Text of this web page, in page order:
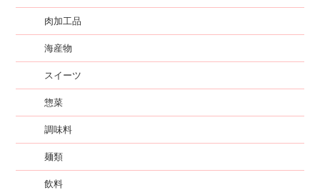
肉加工品
海産物
スイーツ
惣菜
調味料
麺類
飲料